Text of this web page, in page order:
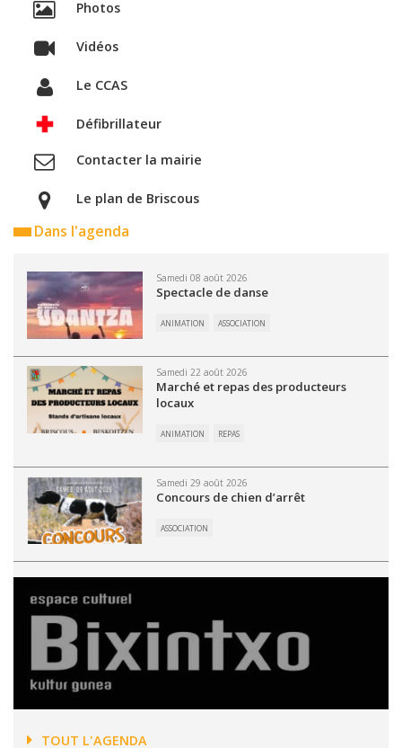
Photos
Vidéos
Le CCAS
Défibrillateur
Contacter la mairie
Le plan de Briscous
Dans l'agenda
Samedi 08 août 2026
Spectacle de danse
ANIMATION ASSOCIATION
Samedi 22 août 2026
Marché et repas des producteurs
locaux
ANIMATION REPAS
Samedi 29 août 2026
Concours de chien d’arrêt
ASSOCIATION
TOUT L'AGENDA